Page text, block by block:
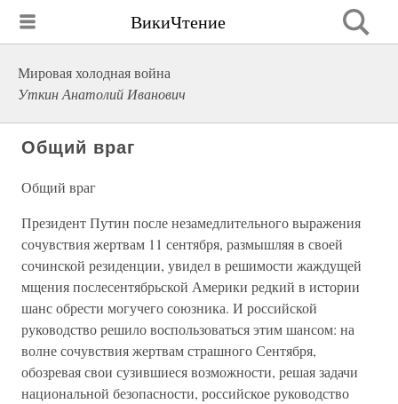
ВикиЧтение
Мировая холодная война
Уткин Анатолий Иванович
Общий враг
Общий враг
Президент Путин после незамедлительного выражения
сочувствия жертвам 11 сентября, размышляя в своей
сочинской резиденции, увидел в решимости жаждущей
мщения послесентябрьской Америки редкий в истории
шанс обрести могучего союзника. И российской
руководство решило воспользоваться этим шансом: на
волне сочувствия жертвам страшного Сентября,
обозревая свои сузившиеся возможности, решая задачи
национальной безопасности, российское руководство